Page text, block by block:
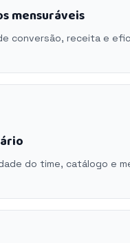
mensuráveis
conversão, receita e
do time, catálogo e